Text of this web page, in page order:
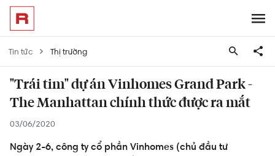
Tin tức Thị trường
"Trái tim" dự án Vinhomes Grand Park -
The Manhattan chính thức được ra mắt
03/06/2020
Ngày 2-6, công ty cổ phần Vinhomes (chủ đầu tư